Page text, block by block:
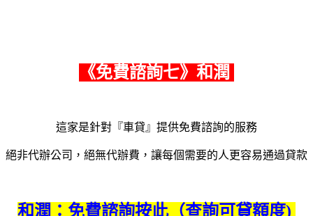
《免費諮詢七》和潤
這家是針對『車貸』提供免費諮詢的服務
絕非代辦公司，絕無代辦費， 讓每個需要的人更容易通過貸款
和潤：免費諮詢按此（查詢可貸額度)